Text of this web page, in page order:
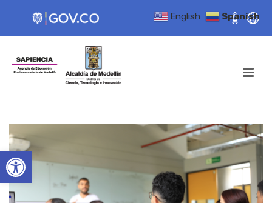
Open toolbar
English Spanish